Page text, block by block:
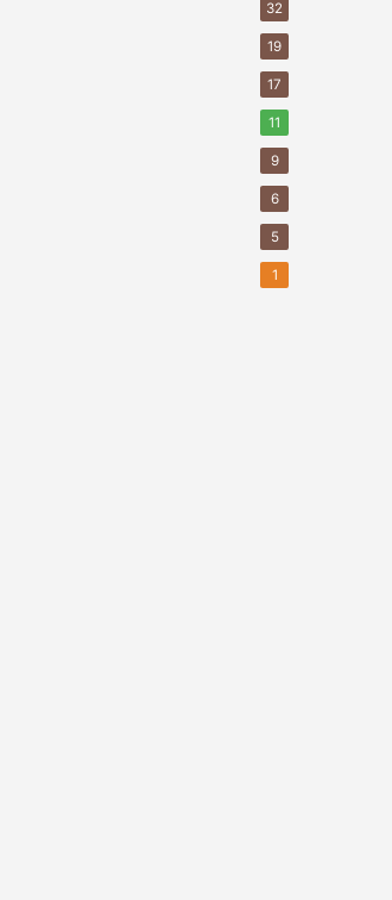
32
19
17
11
9
6
5
1